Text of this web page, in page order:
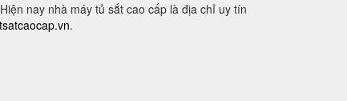
nay nhà máy tủ sắt cao cấp là địa chỉ uy tín
.